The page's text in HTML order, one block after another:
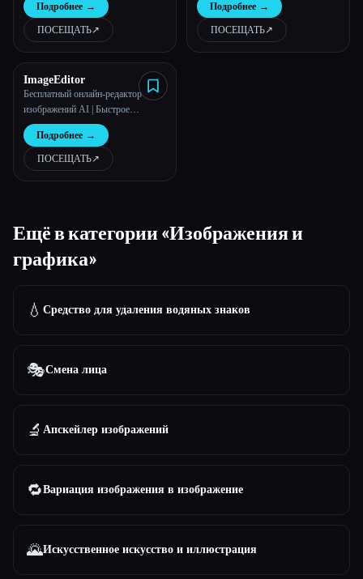
Подробнее →
ПОСЕЩАТЬ↗︎
для изображений
Подробнее →
ПОСЕЩАТЬ↗︎
ImageEditor
Бесплатный онлайн-редактор
изображений AI | Быстрое
редактирование фотографий |
ImageEditor
Подробнее →
ПОСЕЩАТЬ↗︎
Ещё в категории «Изображения и
графика»
💧 Средство для удаления водяных знаков
🎭Смена лица
🔬 Апскейлер изображений
🔁Вариация изображения в изображение
🌄Искусственное искусство и иллюстрация